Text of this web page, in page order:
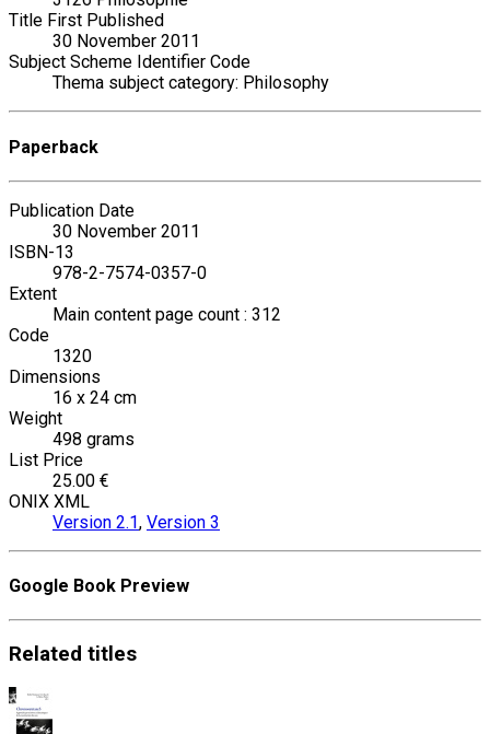
Title First Published
30 November 2011
Subject Scheme Identifier Code
Thema subject category: Philosophy
Paperback
Publication Date
30 November 2011
ISBN-13
978-2-7574-0357-0
Extent
Main content page count : 312
Code
1320
Dimensions
16 x 24 cm
Weight
498 grams
List Price
25.00 €
ONIX XML
Version 2.1, Version 3
Google Book Preview
Related titles